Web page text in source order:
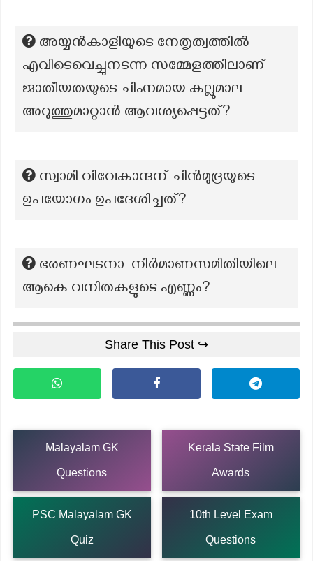
അയ്യൻകാളിയുടെ നേതൃത്വത്തിൽ
എവിടെവെച്ചുനടന്ന സമ്മേളത്തിലാണ്
ജാതീയതയുടെ ചിഹ്നമായ കല്ലുമാല
അറുത്തുമാറ്റാൻ ആവശ്യപ്പെട്ടത്?
സ്വാമി വിവേകാന്ദന് ചിന്‍മുദ്രയുടെ
ഉപയോഗം ഉപദേശിച്ചത്?
ഭരണഘടനാ നിർമാണസമിതിയിലെ
ആകെ വനിതകളുടെ എണ്ണം?
Share This Post ↪
Malayalam GK
Questions
Kerala State Film
Awards
PSC Malayalam GK
Quiz
10th Level Exam
Questions